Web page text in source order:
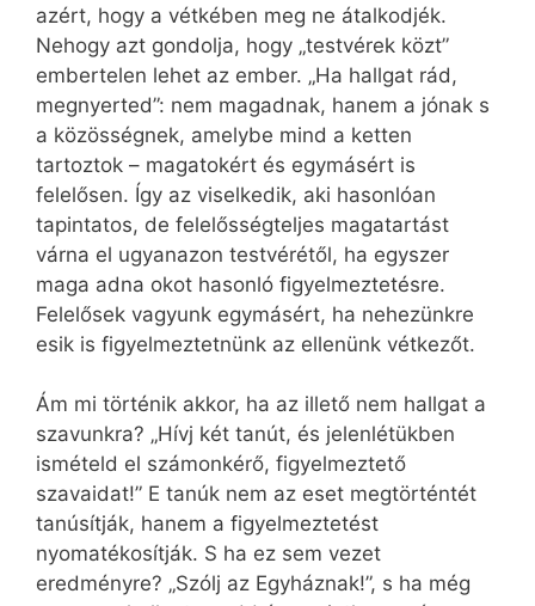
azért, hogy a vétkében meg ne átalkodjék.
Nehogy azt gondolja, hogy „testvérek közt”
embertelen lehet az ember. „Ha hallgat rád,
megnyerted”: nem magadnak, hanem a jónak s
a közösségnek, amelybe mind a ketten
tartoztok – magatokért és egymásért is
felelősen. Így az viselkedik, aki hasonlóan
tapintatos, de felelősségteljes magatartást
várna el ugyanazon testvérétől, ha egyszer
maga adna okot hasonló figyelmeztetésre.
Felelősek vagyunk egymásért, ha nehezünkre
esik is figyelmeztetnünk az ellenünk vétkezőt.
Ám mi történik akkor, ha az illető nem hallgat a
szavunkra? „Hívj két tanút, és jelenlétükben
ismételd el számonkérő, figyelmeztető
szavaidat!” E tanúk nem az eset megtörténtét
tanúsítják, hanem a figyelmeztetést
nyomatékosítják. S ha ez sem vezet
eredményre? „Szólj az Egyháznak!”, s ha még